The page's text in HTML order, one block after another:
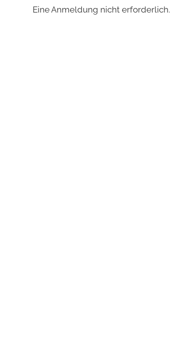
Eine Anmeldung nicht erforderlich.